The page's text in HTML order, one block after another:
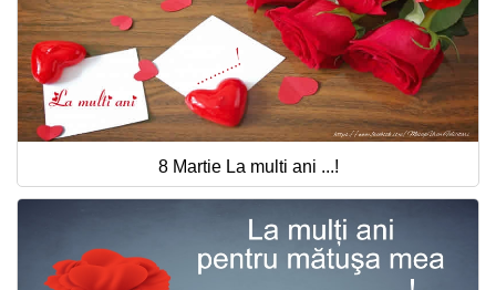
8 Martie La multi ani ...!